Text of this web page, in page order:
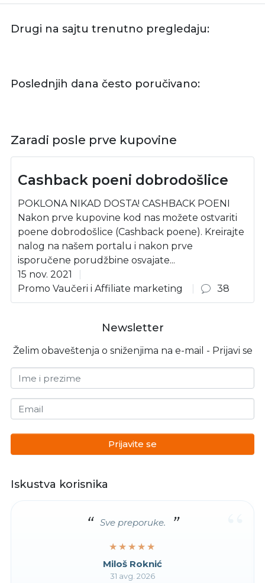
Drugi na sajtu trenutno pregledaju:
Poslednjih dana često poručivano:
Zaradi posle prve kupovine
Cashback poeni dobrodošlice
POKLONA NIKAD DOSTA! CASHBACK POENI
Nakon prve kupovine kod nas možete ostvariti
poene dobrodošlice (Cashback poene). Kreirajte
nalog na našem portalu i nakon prve
isporučene porudžbine osvajate...
15 nov. 2021
Promo Vaučeri i Affiliate marketing
38
Newsletter
Želim obaveštenja o sniženjima na e-mail - Prijavi se
Ime i prezime
Email
Prijavite se
Iskustva korisnika
Sve preporuke.
★★★★★
★★★★★
Miloš Roknić
31 avg. 2026